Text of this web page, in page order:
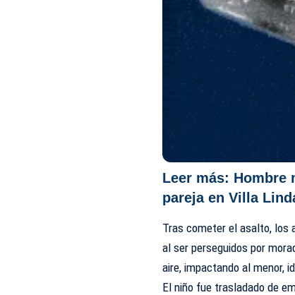
Leer más: Hombre
pareja en Villa
Tras cometer el asalto, los
al ser perseguidos por
aire, impactando al menor,
El niño fue trasladado de